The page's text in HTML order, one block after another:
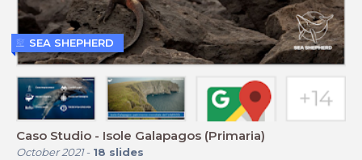
Caso Studio - Isole Galapagos (Primaria)
October 2021- 18 slides
SEA SHEPHERD